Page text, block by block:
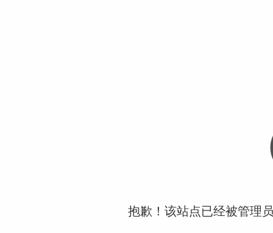
抱歉！该站点已经被管理